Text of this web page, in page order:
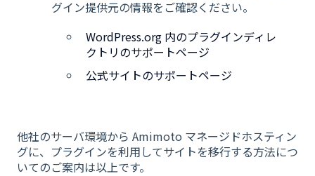
グイン提供元の情報をご確認ください。
WordPress.org 内のプラグインディレ
クトリのサポートページ
公式サイトのサポートページ
他社のサーバ環境から Amimoto マネージドホスティン
グに、プラグインを利用してサイトを移行する方法につ
いてのご案内は以上です。